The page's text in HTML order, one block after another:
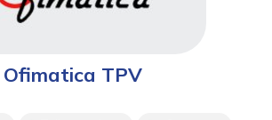
Ofimatica TPV